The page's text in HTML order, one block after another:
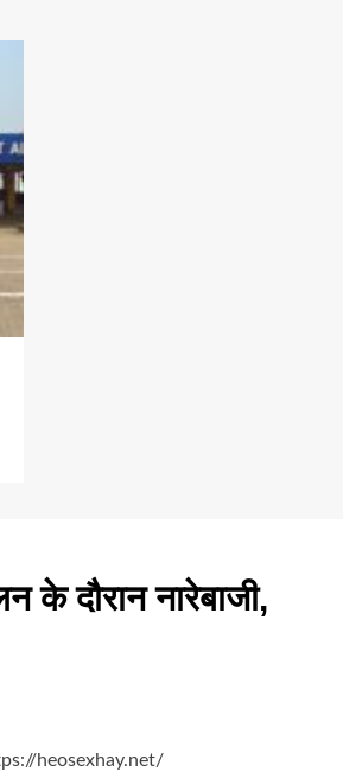
के दौरान नारेबाजी,
heosexhay.net/